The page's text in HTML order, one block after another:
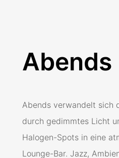
Abends
Abends verwandelt sich
durch gedimmtes Licht
Halogen-Spots in eine
Lounge-Bar. Jazz,